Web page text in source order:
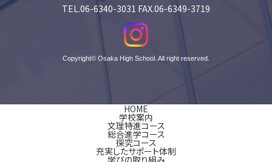
TEL.06-6340-3031 FAX.06-6349-3719
Copyright© Osaka High School. All right reserved.
HOME
学校案内
文理特進コース
総合進学コース
探究コース
充実したサポート体制
学びの取り組み